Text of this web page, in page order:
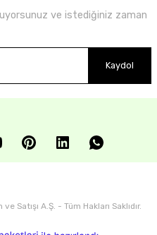
ve istediğiniz zaman
Kaydol
Satışı A.Ş. - Tüm Hakları Saklıdır.